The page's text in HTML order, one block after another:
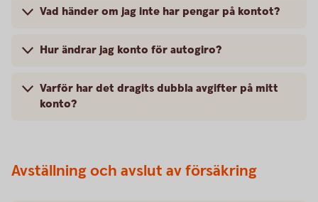
Vad händer om jag inte har pengar på kontot?
Hur ändrar jag konto för autogiro?
Varför har det dragits dubbla avgifter på mitt
konto?
Avställning och avslut av försäkring